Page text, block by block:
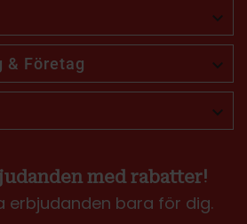

& Företag 

med rabatter!
erbjudanden bara för dig.